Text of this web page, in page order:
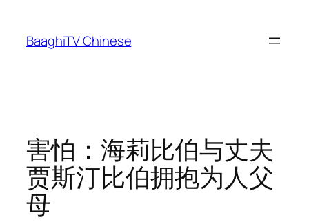
content
BaaghiTV Chinese
害怕：海莉比伯与丈夫
贾斯汀比伯拥抱为人父
母